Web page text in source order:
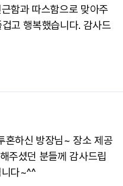
함과 따스함으로 맞아주
고 행복했습니다. 감사드
혼하신 방장님~ 장소 제공
주셨던 분들께 감사드립
니다~^^